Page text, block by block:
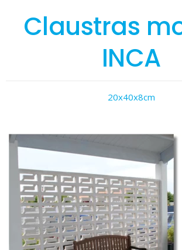
Claustras
INCA
20x40x8cm